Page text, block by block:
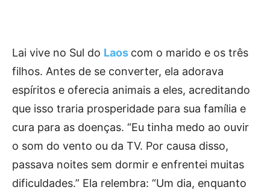
Lai vive no Sul do Laos com o marido e os três
filhos. Antes de se converter, ela adorava
espíritos e oferecia animais a eles, acreditando
que isso traria prosperidade para sua família e
cura para as doenças. “Eu tinha medo ao ouvir
o som do vento ou da TV. Por causa disso,
passava noites sem dormir e enfrentei muitas
dificuldades.” Ela relembra: “Um dia, enquanto